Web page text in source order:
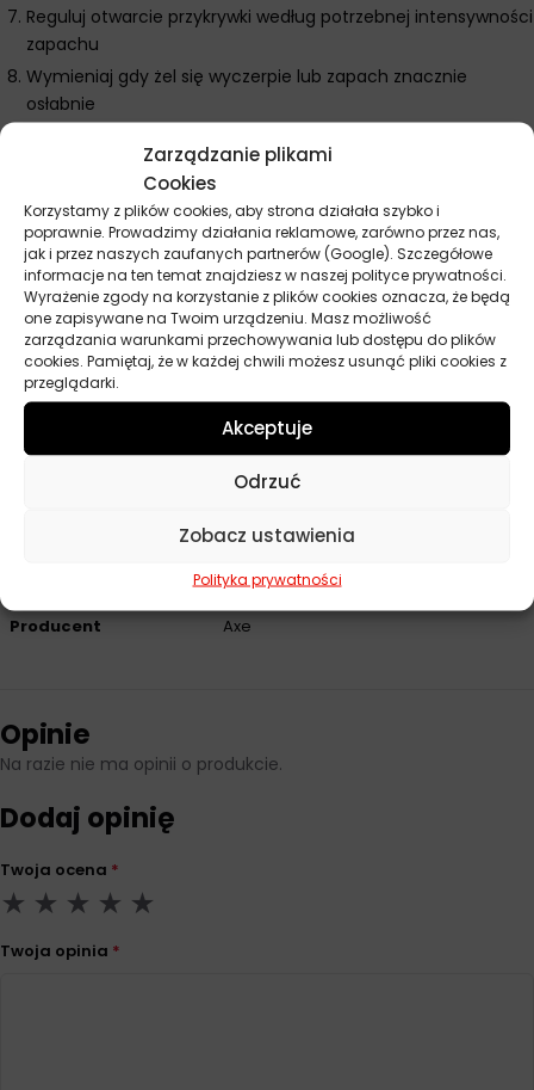
Zarządzanie plikami
Cookies
Korzystamy z plików cookies, aby strona działała szybko i
poprawnie. Prowadzimy działania reklamowe, zarówno przez nas,
jak i przez naszych zaufanych partnerów (Google). Szczegółowe
informacje na ten temat znajdziesz w naszej polityce prywatności.
Wyrażenie zgody na korzystanie z plików cookies oznacza, że będą
one zapisywane na Twoim urządzeniu. Masz możliwość
zarządzania warunkami przechowywania lub dostępu do plików
cookies. Pamiętaj, że w każdej chwili możesz usunąć pliki cookies z
przeglądarki.
Akceptuje
Odrzuć
Zobacz ustawienia
Polityka prywatności
Reguluj otwarcie przykrywki według potrzebnej intensywności
zapachu
Wymieniaj gdy żel się wyczerpie lub zapach znacznie
osłabnie
Dodatkowe wskazówki Axe Can puszka Ice Chill
Wymiary puszki są optymalne dla standardowych uchwytów na
kubki w większości samochodów. Rozpocznij od minimalnego
otwarcia przykrywki aby nie przytłoczyć wnętrza zbyt
intensywnym zapachem Ice Chill. Unikaj umieszczania w
miejscach narażonych na bezpośrednie promienie słoneczne –
może przyspieszyć wysychanie żelu. W domu umieszczaj na
stabilnych powierzchniach z dala od zasięgu dzieci i zwierząt.
Wysoka temperatura może zwiększyć intensywność uwalniania
aromatu z żelu zapachowego. Zamykaj przykrywkę podczas
długich nieobecności aby przedłużyć okres działania
Producent Axe
Opinie
Na razie nie ma opinii o produkcie.
Dodaj opinię
Twoja ocena *
Twoja opinia *